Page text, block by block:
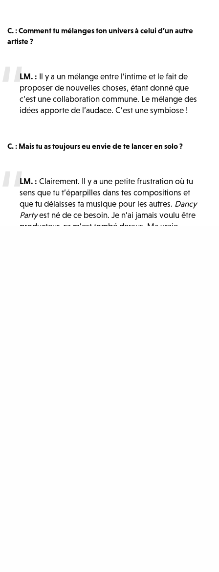
C. : Comment tu mélanges ton univers à celui d’un autre
artiste ?
LM. : Il y a un mélange entre l’intime et le fait de
proposer de nouvelles choses, étant donné que
c’est une collaboration commune. Le mélange des
idées apporte de l’audace. C’est une symbiose !
C. : Mais tu as toujours eu envie de te lancer en solo ?
LM. : Clairement. Il y a une petite frustration où tu
sens que tu t’éparpilles dans tes compositions et
que tu délaisses ta musique pour les autres. Dancy
Partyest né de ce besoin. Je n’ai jamais voulu être
producteur, ça m’est tombé dessus. Ma vraie